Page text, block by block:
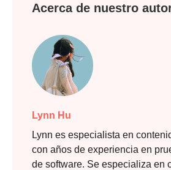
Acerca de nuestro
Lynn Hu
Lynn es especialista en
con años de experiencia en
de software. Se especializa en